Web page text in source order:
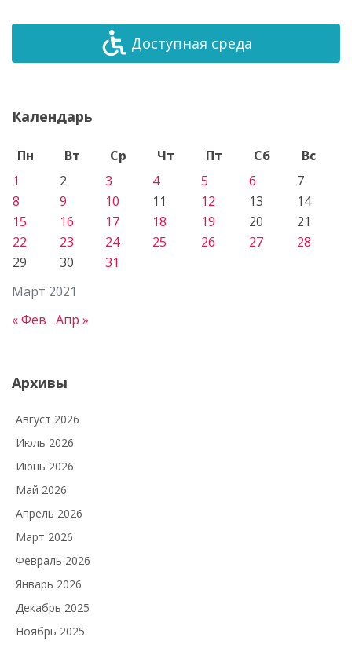
Доступная среда
Календарь
Март 2021
Пн Вт Ср Чт Пт Сб
Вс
1
2 3 4 5 6
7
8
9 10 11 12 13
14
15
16 17 18 19 20
21
22
23 24 25 26 27
28
29
30 31
« Фев Апр »
Архивы
Август 2026
Июль 2026
Июнь 2026
Май 2026
Апрель 2026
Март 2026
Февраль 2026
Январь 2026
Декабрь 2025
Ноябрь 2025